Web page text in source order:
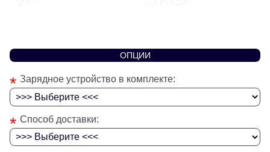
ОПЦИИ
* Зарядное устройство в комплекте:
* Способ доставки: